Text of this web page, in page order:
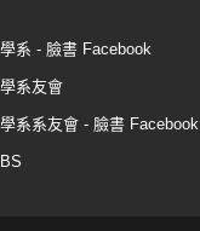
系 - 臉書 Facebook
系友會
系系友會 - 臉書 Facebook